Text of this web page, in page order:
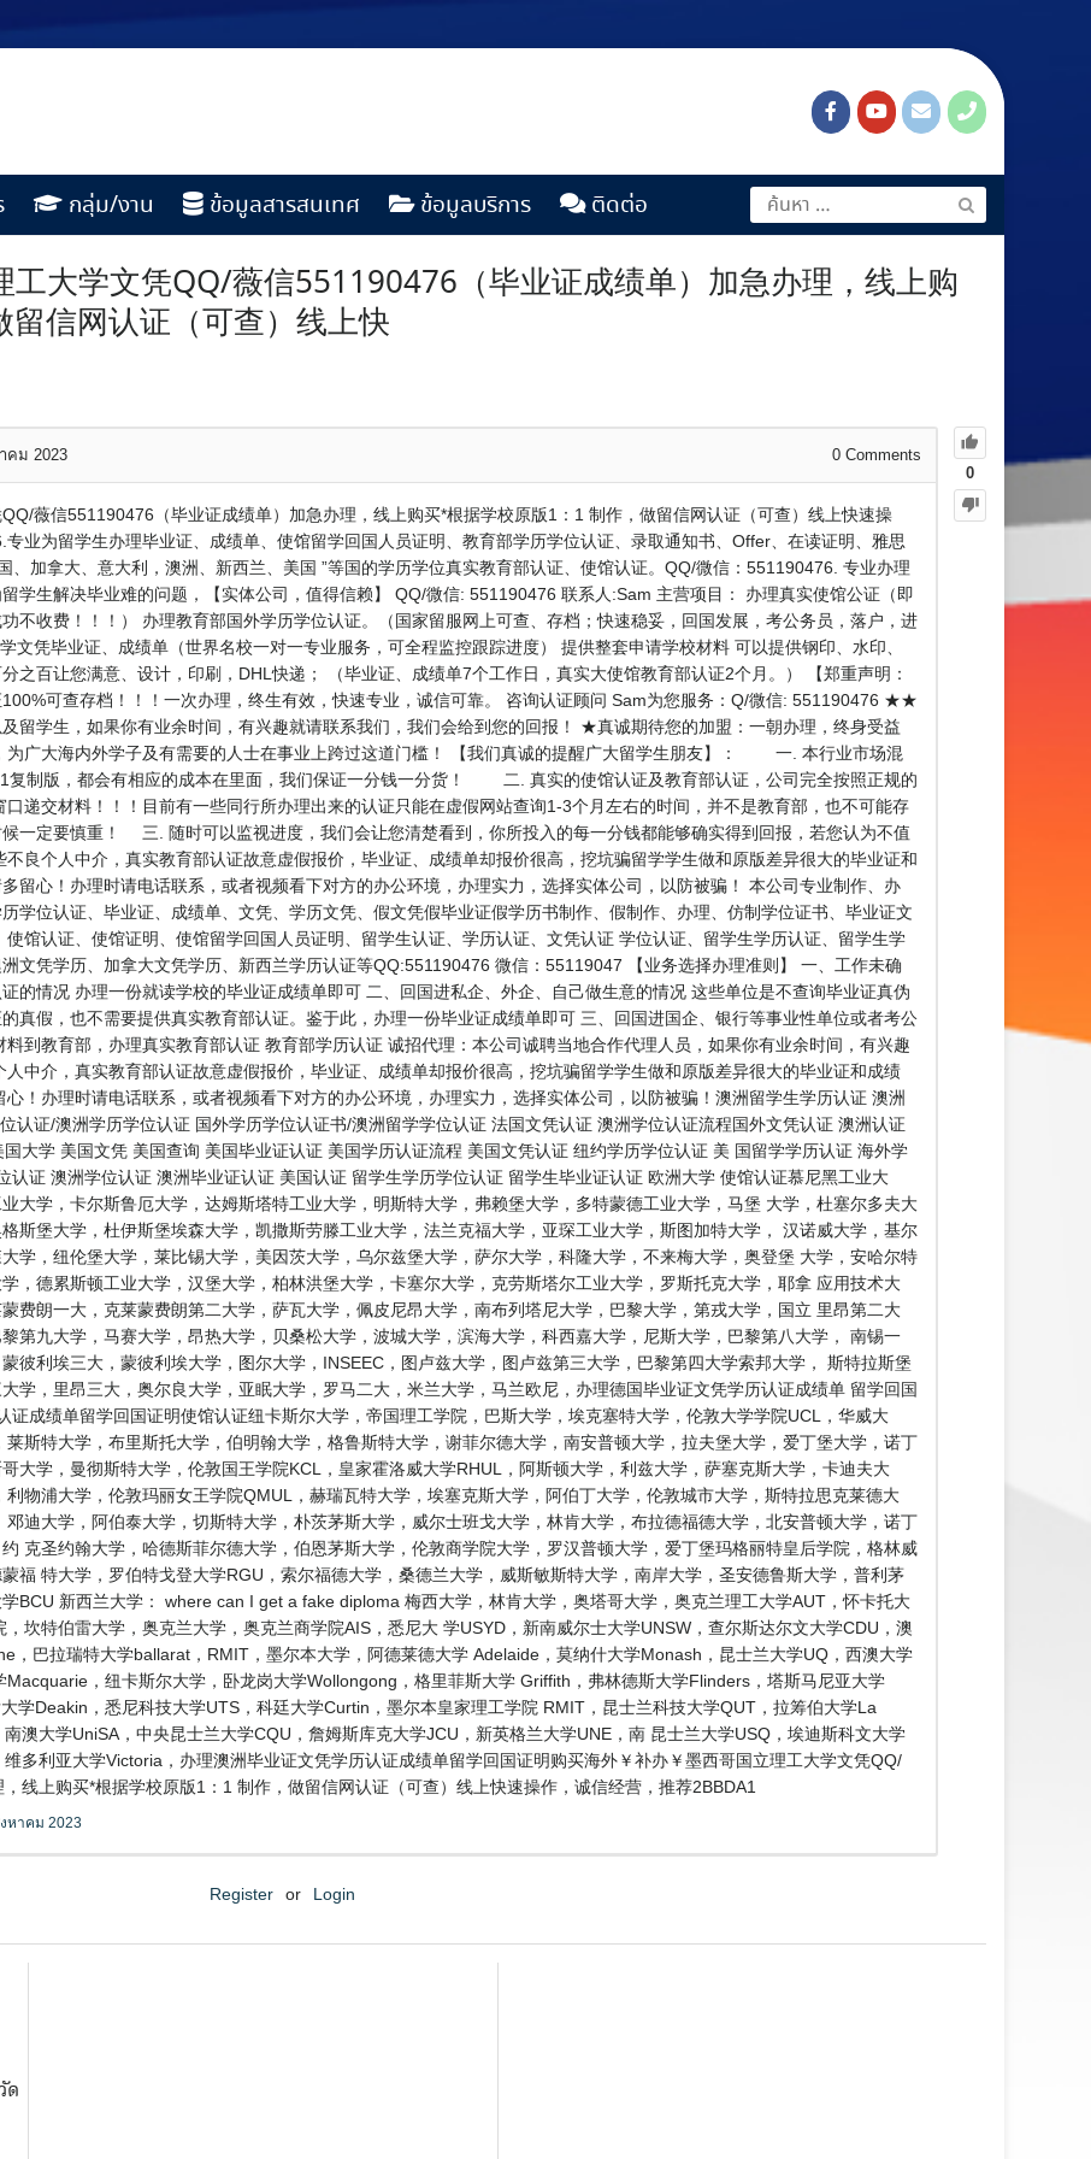
กลุ่ม/งาน ข้อมูลสารสนเทศ ข้อมูลบริการ ติดต่อ
大学文凭QQ/薇信551190476（毕业证成绩单）加急办理，线上购
信网认证（可查）线上快
0
คม 2023 0 Comments
薇信551190476（毕业证成绩单）加急办理，线上购买*根据学校原版1：1 制作，做留信网认证（可查）线上快速操
业为留学生办理毕业证、成绩单、使馆留学回国人员证明、教育部学历学位认证、录取通知书、Offer、在读证明、雅思
、加拿大、意大利，澳洲、新西兰、美国 ”等国的学历学位真实教育部认证、使馆认证。QQ/微信：551190476. 专业办理
学生解决毕业难的问题，【实体公司，值得信赖】 QQ/微信: 551190476 联系人:Sam 主营项目： 办理真实使馆公证（即
不收费！！！） 办理教育部国外学历学位认证。（国家留服网上可查、存档；快速稳妥，回国发展，考公务员，落户，进
文凭毕业证、成绩单（世界名校一对一专业服务，可全程监控跟踪进度） 提供整套申请学校材料 可以提供钢印、水印、
之百让您满意、设计，印刷，DHL快递； （毕业证、成绩单7个工作日，真实大使馆教育部认证2个月。） 【郑重声明：
可查存档！！！一次办理，终生有效，快速专业，诚信可靠。 咨询认证顾问 Sam为您服务：Q/微信: 551190476 ★★
留学生，如果你有业余时间，有兴趣就请联系我们，我们会给到您的回报！ ★真诚期待您的加盟：一朝办理，终身受益
为广大海内外学子及有需要的人士在事业上跨过这道门槛！ 【我们真诚的提醒广大留学生朋友】： 一. 本行业市场混
复制版，都会有相应的成本在里面，我们保证一分钱一分货！ 二. 真实的使馆认证及教育部认证，公司完全按照正规的
递交材料！！！目前有一些同行所办理出来的认证只能在虚假网站查询1-3个月左右的时间，并不是教育部，也不可能存
一定要慎重！ 三. 随时可以监视进度，我们会让您清楚看到，你所投入的每一分钱都能够确实得到回报，若您认为不值
良个人中介，真实教育部认证故意虚假报价，毕业证、成绩单却报价很高，挖坑骗留学学生做和原版差异很大的毕业证和
留心！办理时请电话联系，或者视频看下对方的办公环境，办理实力，选择实体公司，以防被骗！ 本公司专业制作、办
学位认证、毕业证、成绩单、文凭、学历文凭、假文凭假毕业证假学历书制作、假制作、办理、仿制学位证书、毕业证文
馆认证、使馆证明、使馆留学回国人员证明、留学生认证、学历认证、文凭认证 学位认证、留学生学历认证、留学生学
文凭学历、加拿大文凭学历、新西兰学历认证等QQ:551190476 微信：55119047 【业务选择办理准则】 一、工作未确
的情况 办理一份就读学校的毕业证成绩单即可 二、回国进私企、外企、自己做生意的情况 这些单位是不查询毕业证真伪
真假，也不需要提供真实教育部认证。鉴于此，办理一份毕业证成绩单即可 三、回国进国企、银行等事业性单位或者考公
到教育部，办理真实教育部认证 教育部学历认证 诚招代理：本公司诚聘当地合作代理人员，如果你有业余时间，有兴趣
中介，真实教育部认证故意虚假报价，毕业证、成绩单却报价很高，挖坑骗留学学生做和原版差异很大的毕业证和成绩
！办理时请电话联系，或者视频看下对方的办公环境，办理实力，选择实体公司，以防被骗！澳洲留学生学历认证 澳洲
认证/澳洲学历学位认证 国外学历学位认证书/澳洲留学学位认证 法国文凭认证 澳洲学位认证流程国外文凭认证 澳洲认证
大学 美国文凭 美国查询 美国毕业证认证 美国学历认证流程 美国文凭认证 纽约学历学位认证 美 国留学学历认证 海外学
认证 澳洲学位认证 澳洲毕业证认证 美国认证 留学生学历学位认证 留学生毕业证认证 欧洲大学 使馆认证慕尼黑工业大
大学，卡尔斯鲁厄大学，达姆斯塔特工业大学，明斯特大学，弗赖堡大学，多特蒙德工业大学，马堡 大学，杜塞尔多夫大
斯堡大学，杜伊斯堡埃森大学，凯撒斯劳滕工业大学，法兰克福大学，亚琛工业大学，斯图加特大学， 汉诺威大学，基尔
学，纽伦堡大学，莱比锡大学，美因茨大学，乌尔兹堡大学，萨尔大学，科隆大学，不来梅大学，奥登堡 大学，安哈尔特
，德累斯顿工业大学，汉堡大学，柏林洪堡大学，卡塞尔大学，克劳斯塔尔工业大学，罗斯托克大学，耶拿 应用技术大
费朗一大，克莱蒙费朗第二大学，萨瓦大学，佩皮尼昂大学，南布列塔尼大学，巴黎大学，第戎大学，国立 里昂第二大
第九大学，马赛大学，昂热大学，贝桑松大学，波城大学，滨海大学，科西嘉大学，尼斯大学，巴黎第八大学， 南锡一
彼利埃三大，蒙彼利埃大学，图尔大学，INSEEC，图卢兹大学，图卢兹第三大学，巴黎第四大学索邦大学， 斯特拉斯堡
学，里昂三大，奥尔良大学，亚眠大学，罗马二大，米兰大学，马兰欧尼，办理德国毕业证文凭学历认证成绩单 留学回国
证成绩单留学回国证明使馆认证纽卡斯尔大学，帝国理工学院，巴斯大学，埃克塞特大学，伦敦大学学院UCL，华威大
斯特大学，布里斯托大学，伯明翰大学，格鲁斯特大学，谢菲尔德大学，南安普顿大学，拉夫堡大学，爱丁堡大学，诺丁
大学，曼彻斯特大学，伦敦国王学院KCL，皇家霍洛威大学RHUL，阿斯顿大学，利兹大学，萨塞克斯大学，卡迪夫大
物浦大学，伦敦玛丽女王学院QMUL，赫瑞瓦特大学，埃塞克斯大学，阿伯丁大学，伦敦城市大学，斯特拉思克莱德大
迪大学，阿伯泰大学，切斯特大学，朴茨茅斯大学，威尔士班戈大学，林肯大学，布拉德福德大学，北安普顿大学，诺丁
克圣约翰大学，哈德斯菲尔德大学，伯恩茅斯大学，伦敦商学院大学，罗汉普顿大学，爱丁堡玛格丽特皇后学院，格林威
福 特大学，罗伯特戈登大学RGU，索尔福德大学，桑德兰大学，威斯敏斯特大学，南岸大学，圣安德鲁斯大学，普利茅
BCU 新西兰大学： where can I get a fake diploma 梅西大学，林肯大学，奥塔哥大学，奥克兰理工大学AUT，怀卡托大
坎特伯雷大学，奥克兰大学，奥克兰商学院AIS，悉尼大 学USYD，新南威尔士大学UNSW，查尔斯达尔文大学CDU，澳
，巴拉瑞特大学ballarat，RMIT，墨尔本大学，阿德莱德大学 Adelaide，莫纳什大学Monash，昆士兰大学UQ，西澳大学
Macquarie，纽卡斯尔大学，卧龙岗大学Wollongong，格里菲斯大学 Griffith，弗林德斯大学Flinders，塔斯马尼亚大学
学Deakin，悉尼科技大学UTS，科廷大学Curtin，墨尔本皇家理工学院 RMIT，昆士兰科技大学QUT，拉筹伯大学La
澳大学UniSA，中央昆士兰大学CQU，詹姆斯库克大学JCU，新英格兰大学UNE，南 昆士兰大学USQ，埃迪斯科文大学
多利亚大学Victoria，办理澳洲毕业证文凭学历认证成绩单留学回国证明购买海外￥补办￥墨西哥国立理工大学文凭QQ/
线上购买*根据学校原版1：1 制作，做留信网认证（可查）线上快速操作，诚信经营，推荐2BBDA1
หาคม 2023
Register or Login
ด